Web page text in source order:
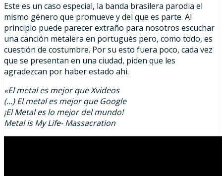
Este es un caso especial, la banda brasilera parodia el
mismo género que promueve y del que es parte. Al
principio puede parecer extraño para nosotros escuchar
una canción metalera en portugués pero, como todo, es
cuestión de costumbre. Por su esto fuera poco, cada vez
que se presentan en una ciudad, piden que les
agradezcan por haber estado ahi.
«El metal es mejor que Xvideos
(…) El metal es mejor que Google
¡El Metal es lo mejor del mundo!
Metal is My Life- Massacration